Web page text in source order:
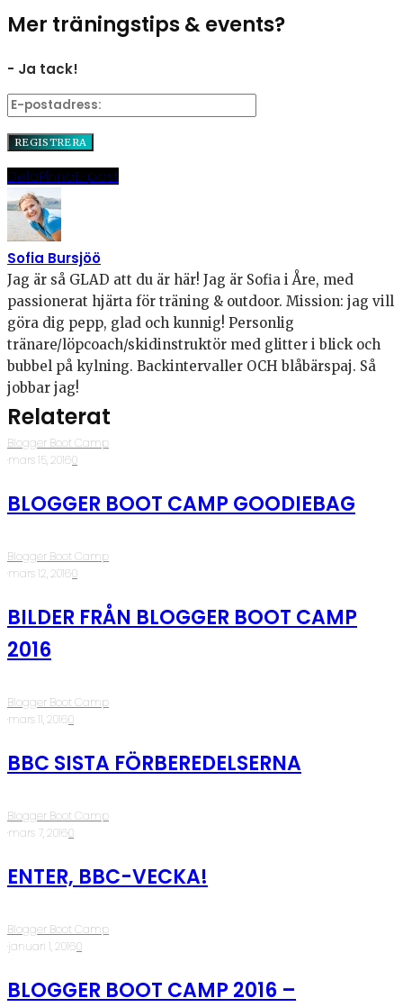
Mer träningstips & events?
- Ja tack!
DelaPinnaE-post
Sofia Bursjöö
Jag är så GLAD att du är här! Jag är Sofia i Åre, med
passionerat hjärta för träning & outdoor. Mission: jag vill
göra dig pepp, glad och kunnig! Personlig
tränare/löpcoach/skidinstruktör med glitter i blick och
bubbel på kylning. Backintervaller OCH blåbärspaj. Så
jobbar jag!
Relaterat
Blogger Boot Camp
·mars 15, 2016·0
BLOGGER BOOT CAMP GOODIEBAG
Blogger Boot Camp
·mars 12, 2016·0
BILDER FRÅN BLOGGER BOOT CAMP
2016
Blogger Boot Camp
·mars 11, 2016·0
BBC SISTA FÖRBEREDELSERNA
Blogger Boot Camp
·mars 7, 2016·0
ENTER, BBC-VECKA!
Blogger Boot Camp
·januari 1, 2016·0
BLOGGER BOOT CAMP 2016 –